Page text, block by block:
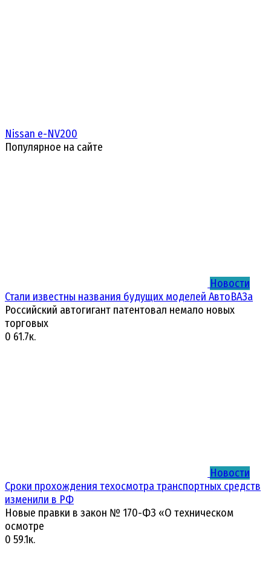
Nissan e-NV200
Популярное на сайте
Новости
Стали известны названия будущих моделей АвтоВАЗа
Российский автогигант патентовал немало новых
торговых
0 61.7к.
Новости
Сроки прохождения техосмотра транспортных средств
изменили в РФ
Новые правки в закон № 170-ФЗ «О техническом
осмотре
0 59.1к.